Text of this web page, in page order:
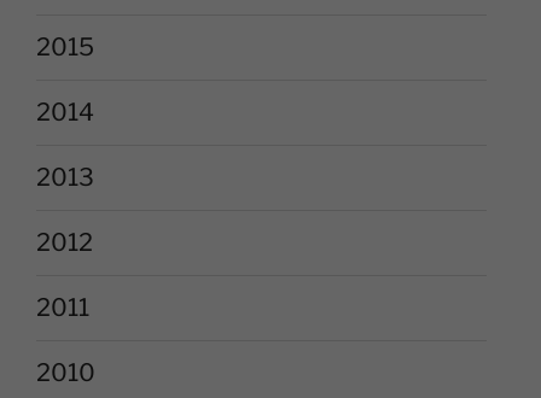
2015
2014
2013
2012
2011
2010